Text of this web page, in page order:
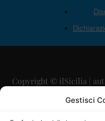
Gestisci
Copyright © ilSicilia |
29/